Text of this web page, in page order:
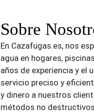
Sobre
En Cazafugas.es, nos
agua en hogares,
años de experiencia y el
servicio preciso y
y dinero a nuestros
métodos no